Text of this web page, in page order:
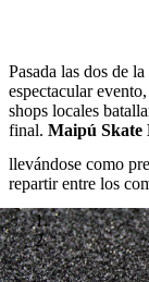
Pasada las dos de
espectacular
shops locales
final. Maipú Skate
llevándose como
repartir entre los